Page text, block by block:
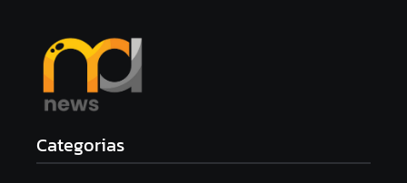
Categorias